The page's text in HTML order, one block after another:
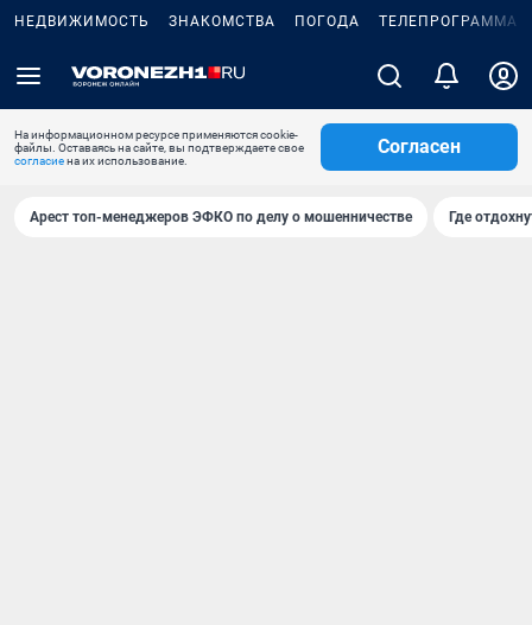
НЕДВИЖИМОСТЬ ЗНАКОМСТВА ПОГОДА ТЕЛЕПРОГРАММА
На информационном ресурсе применяются cookie-
файлы. Оставаясь на сайте, вы подтверждаете свое
согласиена их использование.
Согласен
Арест топ-менеджеров ЭФКО по делу о мошенничестве Где